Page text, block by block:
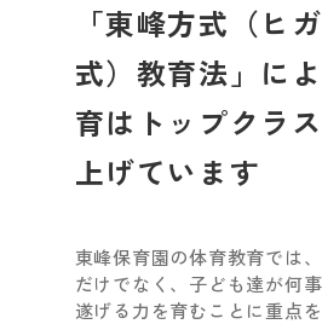
「東峰方式（ヒ
式）教育法」に
育はトップクラ
上げています
東峰保育園の体育教育では
だけでなく、子ども達が何
遂げる力を育むことに重点を